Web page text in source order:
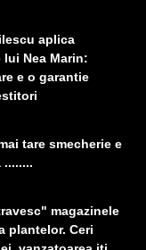
aplica
Nea Marin:
e o garantie
tare smecherie e
........
magazinele
plantelor. Ceri